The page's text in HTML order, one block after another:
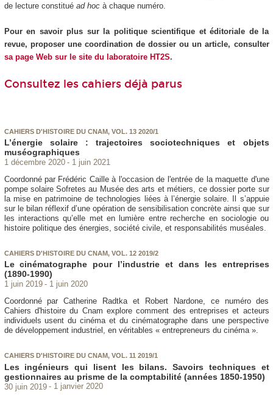
de lecture constitué ad hoc à chaque numéro.
Pour en savoir plus sur la politique scientifique et éditoriale de la
revue, proposer une coordination de dossier ou un article, consulter
sa page Web sur le site du laboratoire HT2S.
Consultez les cahiers déjà parus
CAHIERS D'HISTOIRE DU CNAM, VOL. 13 2020/1
L’énergie solaire : trajectoires sociotechniques et objets
muséographiques
1 décembre 2020
1 juin 2021
Coordonné par Frédéric Caille à l'occasion de l'entrée de la maquette d'une
pompe solaire Sofretes au Musée des arts et métiers, ce dossier porte sur
la mise en patrimoine de technologies liées à l’énergie solaire. Il s’appuie
sur le bilan réflexif d’une opération de sensibilisation concrète ainsi que sur
les interactions qu’elle met en lumière entre recherche en sociologie ou
histoire politique des énergies, société civile, et responsabilités muséales.
CAHIERS D'HISTOIRE DU CNAM, VOL. 12 2019/2
Le cinématographe pour l’industrie et dans les entreprises
(1890-1990)
1 juin 2019
1 juin 2020
Coordonné par Catherine Radtka et Robert Nardone, ce numéro des
Cahiers d'histoire du Cnam explore comment des entreprises et acteurs
individuels usent du cinéma et du cinématographe dans une perspective
de développement industriel, en véritables « entrepreneurs du cinéma ».
CAHIERS D'HISTOIRE DU CNAM, VOL. 11 2019/1
Les ingénieurs qui lisent les bilans. Savoirs techniques et
gestionnaires au prisme de la comptabilité (années 1850-1950)
30 juin 2019 1 janvier 2020